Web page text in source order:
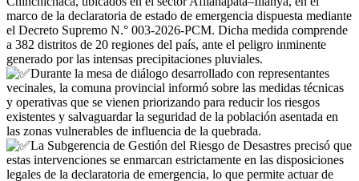
marco de la declaratoria de estado de emergencia dispuesta mediante
el Decreto Supremo N.° 003-2026-PCM. Dicha medida comprende
a 382 distritos de 20 regiones del país, ante el peligro inminente
generado por las intensas precipitaciones pluviales.
Durante la mesa de diálogo desarrollado con representantes
vecinales, la comuna provincial informó sobre las medidas técnicas
y operativas que se vienen priorizando para reducir los riesgos
existentes y salvaguardar la seguridad de la población asentada en
las zonas vulnerables de influencia de la quebrada.
La Subgerencia de Gestión del Riesgo de Desastres precisó que
estas intervenciones se enmarcan estrictamente en las disposiciones
legales de la declaratoria de emergencia, lo que permite actuar de